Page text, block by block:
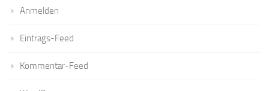
Anmelden
Eintrags-Feed
Kommentar-Feed